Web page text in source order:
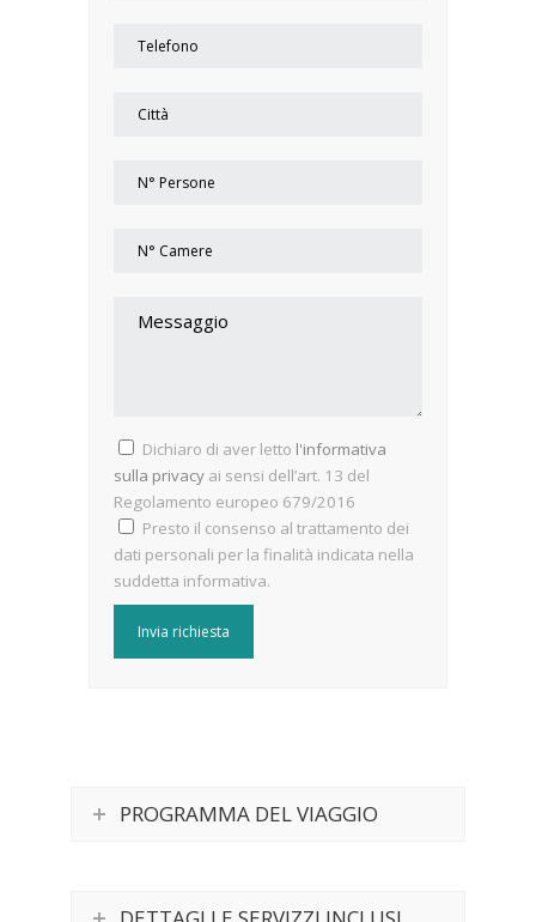
Dichiaro di aver letto l'informativa
sulla privacy ai sensi dell’art. 13 del
Regolamento europeo 679/2016
Presto il consenso al trattamento dei
dati personali per la finalità indicata nella
suddetta informativa.
PROGRAMMA DEL VIAGGIO